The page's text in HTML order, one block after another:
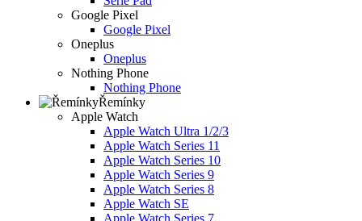
Google Pixel
Google Pixel
Oneplus
Oneplus
Nothing Phone
Nothing Phone
Řemínky
Apple Watch
Apple Watch Ultra 1/2/3
Apple Watch Series 11
Apple Watch Series 10
Apple Watch Series 9
Apple Watch Series 8
Apple Watch SE